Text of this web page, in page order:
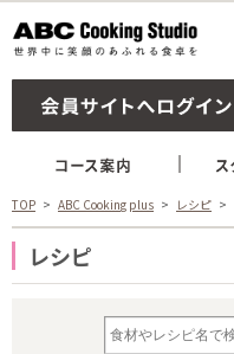
TOP ABC Cooking plus レシピ
レシピ